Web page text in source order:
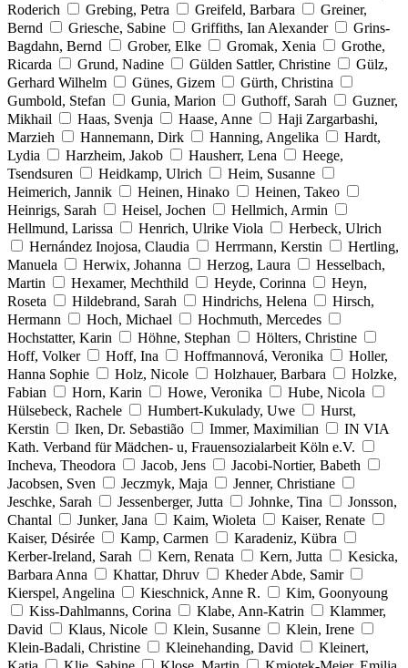
Roderich
Grebing, Petra Greifeld, Barbara
Greiner,
Bernd
Griesche, Sabine Griffiths, Ian Alexander
Grins-
Bagdahn, Bernd
Grober, Elke Gromak, Xenia
Grothe,
Ricarda
Grund, Nadine Gülden Sattler, Christine
Gülz,
Gerhard Wilhelm
Günes, Gizem
Gürth, Christina
Gumbold, Stefan
Gunia, Marion Guthoff, Sarah
Guzner,
Mikhail
Haas, Svenja Haase, Anne
Haji Zargarbashi,
Marzieh
Hannemann, Dirk Hanning, Angelika
Hardt,
Lydia
Harzheim, Jakob Hausherr, Lena
Heege,
Tsendsuren
Heidkamp, Ulrich
Heim, Susanne
Heimerich, Jannik
Heinen, Hinako
Heinen, Takeo
Heinrigs, Sarah
Heisel, Jochen
Hellmich, Armin
Hellmund, Larissa
Henrich, Ulrike Viola
Herbeck, Ulrich
Hernández Inojosa, Claudia
Herrmann, Kerstin
Hertling,
Manuela
Herwix, Johanna Herzog, Laura
Hesselbach,
Martin
Hexamer, Mechthild Heyde, Corinna
Heyn,
Roseta
Hildebrand, Sarah Hindrichs, Helena
Hirsch,
Hermann
Hoch, Michael
Hochmuth, Mercedes
Hochstatter, Karin
Höhne, Stephan
Hölters, Christine
Hoff, Volker
Hoff, Ina Hoffmannová, Veronika
Holler,
Hanna Sophie
Holz, Nicole Holzhauer, Barbara
Holzke,
Fabian
Horn, Karin Howe, Veronika
Hube, Nicola
Hülsebeck, Rachele
Humbert-Kukulady, Uwe
Hurst,
Kerstin
Iken, Dr. Sebastião Immer, Maximilian
IN VIA
Kath. Verband für Mädchen- u, Frauensozialarbeit Köln e.V.
Incheva, Theodora
Jacob, Jens
Jacobi-Nortier, Babeth
Jacobsen, Sven
Jeczmyk, Maja
Jenner, Christiane
Jeschke, Sarah
Jessenberger, Jutta Johnke, Tina
Jonsson,
Chantal
Junker, Jana Kaim, Wioleta
Kaiser, Renate
Kaiser, Désirée
Kamp, Carmen
Karadeniz, Kübra
Kerber-Ireland, Sarah
Kern, Renata Kern, Jutta
Kesicka,
Barbara Anna
Khattar, Dhruv
Kheder Abde, Samir
Kierspel, Angelina
Kieschnick, Anne R.
Kim, Goonyoung
Kiss-Dahlmanns, Corina
Klabe, Ann-Katrin
Klammer,
David
Klaus, Nicole Klein, Susanne
Klein, Irene
Klein-Badali, Christine
Kleinehanding, David
Kleinert,